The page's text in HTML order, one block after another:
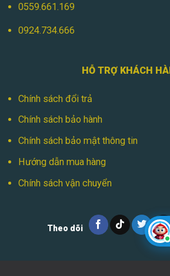
0559.661.169
0924.734.666
HỖ TRỢ KHÁCH
Chính sách đổi trả
Chính sách bảo hành
Chính sách bảo mật thông tin
Hướng dẫn mua hàng
Chính sách vận chuyển
Theo dõi